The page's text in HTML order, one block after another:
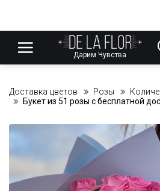
Дарим Чувства
Доставка цветов Розы
Букет из 51 розы с бесплатной